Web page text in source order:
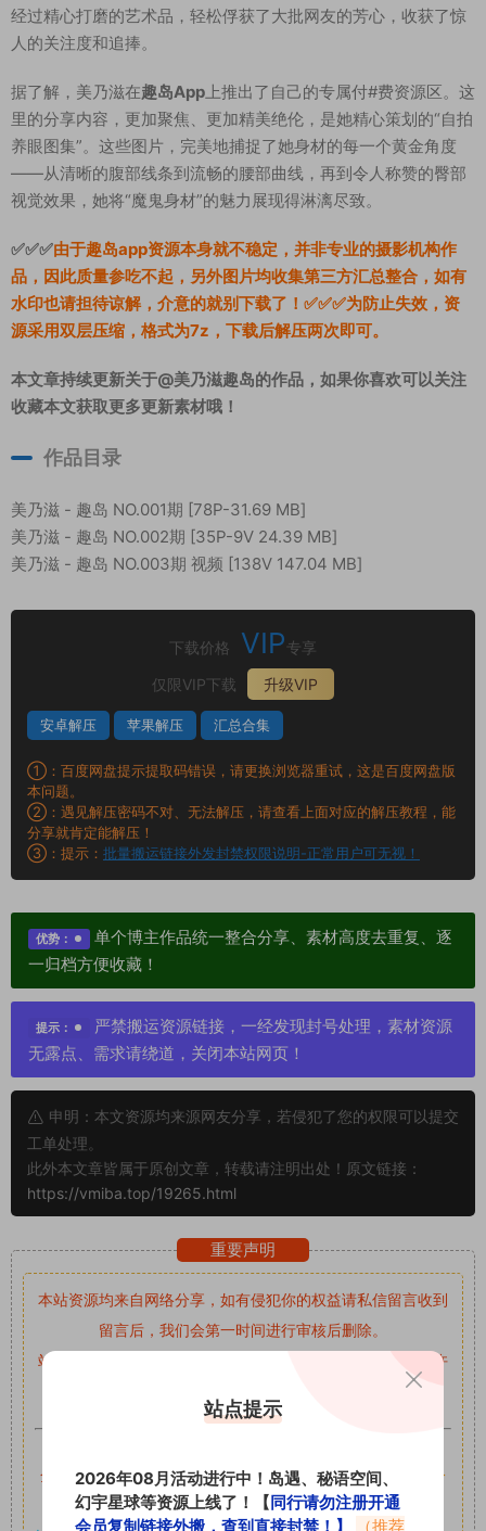
经过精心打磨的艺术品，轻松俘获了大批网友的芳心，收获了惊
人的关注度和追捧。
据了解，美乃滋在趣岛App上推出了自己的专属付#费资源区。这
里的分享内容，更加聚焦、更加精美绝伦，是她精心策划的“自拍
养眼图集”。这些图片，完美地捕捉了她身材的每一个黄金角度
——从清晰的腹部线条到流畅的腰部曲线，再到令人称赞的臀部
视觉效果，她将“魔鬼身材”的魅力展现得淋漓尽致。
✅✅✅由于趣岛app资源本身就不稳定，并非专业的摄影机构作
品，因此质量参吃不起，另外图片均收集第三方汇总整合，如有
水印也请担待谅解，介意的就别下载了！✅✅✅为防止失效，资
源采用双层压缩，格式为7z，下载后解压两次即可。
本文章持续更新关于@美乃滋趣岛的作品，如果你喜欢可以关注
收藏本文获取更多更新素材哦！
作品目录
美乃滋 - 趣岛 NO.001期 [78P-31.69 MB]
美乃滋 - 趣岛 NO.002期 [35P-9V 24.39 MB]
美乃滋 - 趣岛 NO.003期 视频 [138V 147.04 MB]
下载价格 VIP 专享
仅限VIP下载
升级VIP
安卓解压 苹果解压 汇总合集
①：百度网盘提示提取码错误，请更换浏览器重试，这是百度网盘版
本问题。
②：遇见解压密码不对、无法解压，请查看上面对应的解压教程，能
分享就肯定能解压！
③：提示： 批量搬运链接外发封禁权限说明-正常用户可无视！
优势：
单个博主作品统一整合分享、素材高度去重复、逐
一归档方便收藏！
提示：
严禁搬运资源链接，一经发现封号处理，素材资源
无露点、需求请绕道，关闭本站网页！
申明：本文资源均来源网友分享，若侵犯了您的权限可以提交
工单处理。
此外本文章皆属于原创文章，转载请注明出处！原文链接：
https://vmiba.top/19265.html
重要声明
本站资源均来自网络分享，如有侵犯你的权益请私信留言收到
留言后，我们会第一时间进行审核后删除。
站内资源为网友个人学习或测试研究使用，未经原版权作者许
可,禁止用于任何商业途径！请在下载24小时内删除！
全站付费素材可提供补档服务“均有备份 ”，素材以主流网盘分
享。
站点提示
2026年08月活动进行中！岛遇、秘语空间、
幻宇星球等资源上线了！【同行请勿注册开通
会员复制链接外搬，查到直接封禁！】
（推荐